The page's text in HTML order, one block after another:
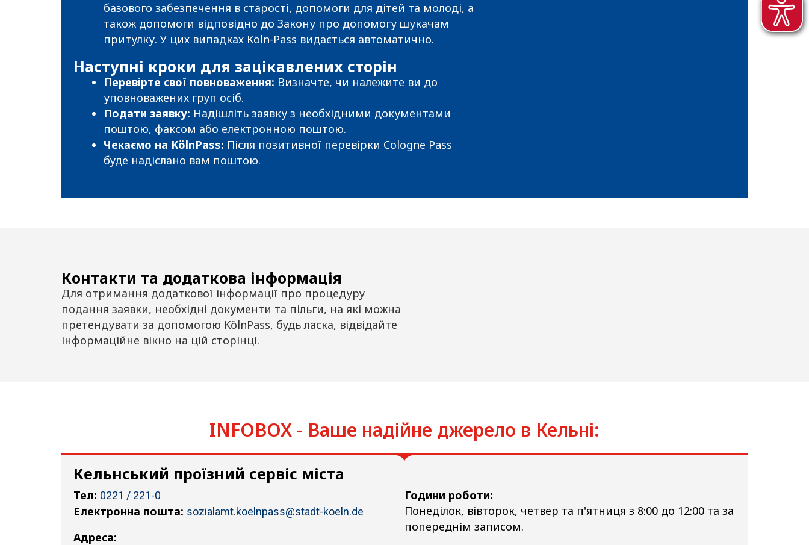
базового забезпечення в старості, допомоги для дітей та молоді, а
також допомоги відповідно до Закону про допомогу шукачам
притулку. У цих випадках Köln-Pass видається автоматично.
Наступні кроки для зацікавлених сторін
Перевірте свої повноваження: Визначте, чи належите ви до
уповноважених груп осіб.
Подати заявку: Надішліть заявку з необхідними документами
поштою, факсом або електронною поштою.
Чекаємо на KölnPass: Після позитивної перевірки Cologne Pass
буде надіслано вам поштою.
Контакти та додаткова інформація
Для отримання додаткової інформації про процедуру
подання заявки, необхідні документи та пільги, на які можна
претендувати за допомогою KölnPass, будь ласка, відвідайте
інформаційне вікно на цій сторінці.
INFOBOX - Ваше надійне джерело в Кельні:
Кельнський проїзний сервіс міста
Тел: 0221 / 221-0
Електронна пошта: sozialamt.koelnpass@stadt-koeln.de
Адреса:
Години роботи:
Понеділок, вівторок, четвер та п'ятниця з 8:00 до 12:00 та за
попереднім записом.